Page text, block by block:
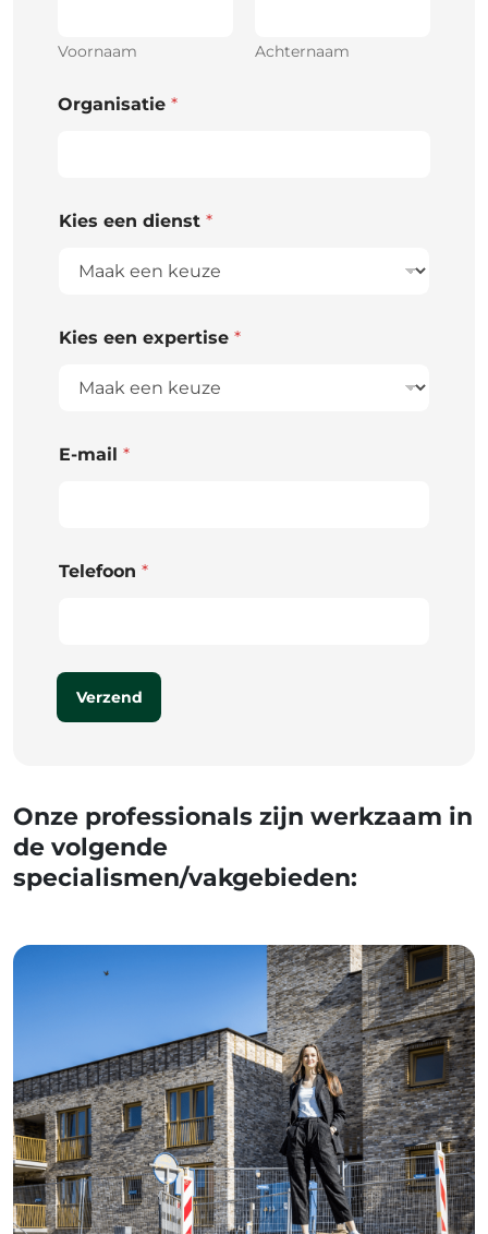
Voornaam Achternaam
Organisatie *
Kies een dienst *
Kies een expertise *
E-mail *
Telefoon *
Verzend
Onze professionals zijn werkzaam in
de volgende
specialismen/vakgebieden: